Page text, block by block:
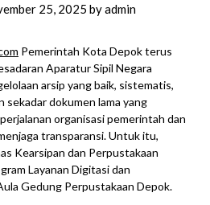
25, 2025 byadmin
Pemerintah Kota Depok terus
Aparatur Sipil Negara
arsip yang baik, sistematis,
sekadar dokumen lama yang
organisasi pemerintah dan
transparansi. Untuk itu,
Kearsipan dan Perpustakaan
Layanan Digitasi dan
Gedung Perpustakaan Depok.